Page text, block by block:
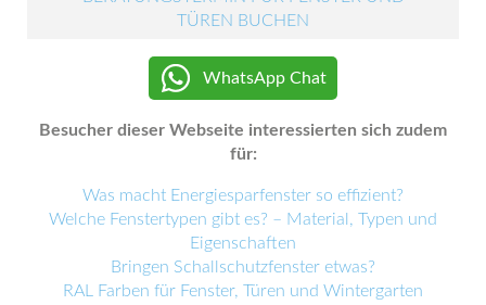
TÜREN BUCHEN
WhatsApp Chat
Besucher dieser Webseite interessierten sich zudem
für:
Was macht Energiesparfenster so effizient?
Welche Fenstertypen gibt es? – Material, Typen und
Eigenschaften
Bringen Schallschutzfenster etwas?
RAL Farben für Fenster, Türen und Wintergarten